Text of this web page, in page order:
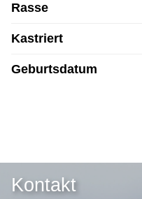
Rasse
Kastriert
Geburtsdatum
Kontakt